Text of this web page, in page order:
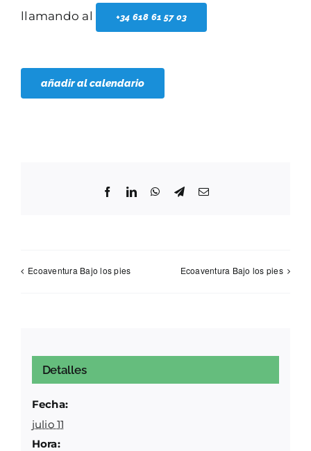
llamando al
+34 618 61 57 03
añadir al calendario
FacebookLinkedInWhatsApp
TelegramCorreo
Ecoaventura Bajo los pies Ecoaventura Bajo los pies
Detalles
Fecha:
julio 11
Hora: